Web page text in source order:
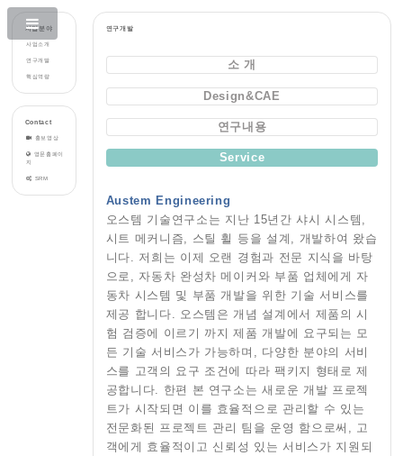
사업분야
사업소개
연구개발
핵심역량
Contact
홍보영상
영문홈페이
지
SRM
연구개발
소 개
Design&CAE
연구내용
Service
Austem Engineering
오스템 기술연구소는 지난 15년간 샤시 시스템,
시트 메커니즘, 스틸 휠 등을 설계, 개발하여 왔습
니다. 저희는 이제 오랜 경험과 전문 지식을 바탕
으로, 자동차 완성차 메이커와 부품 업체에게 자
동차 시스템 및 부품 개발을 위한 기술 서비스를
제공 합니다. 오스템은 개념 설계에서 제품의 시
험 검증에 이르기 까지 제품 개발에 요구되는 모
든 기술 서비스가 가능하며, 다양한 분야의 서비
스를 고객의 요구 조건에 따라 팩키지 형태로 제
공합니다. 한편 본 연구소는 새로운 개발 프로젝
트가 시작되면 이를 효율적으로 관리할 수 있는
전문화된 프로젝트 관리 팀을 운영 함으로써, 고
객에게 효율적이고 신뢰성 있는 서비스가 지원되